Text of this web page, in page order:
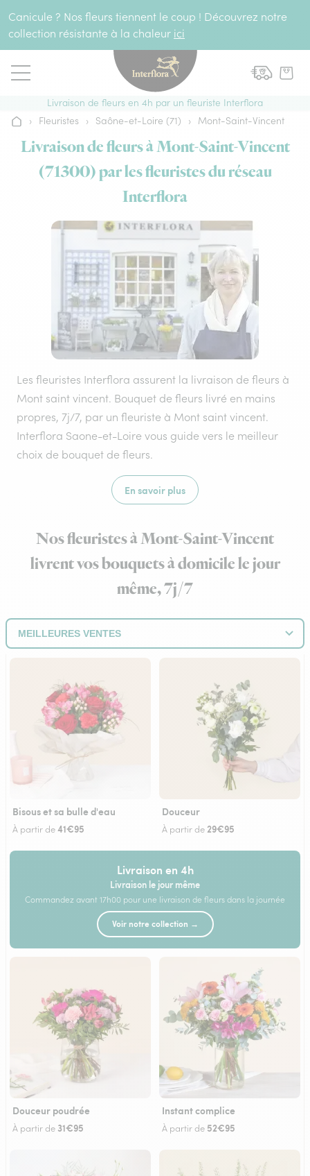
Canicule ? Nos fleurs tiennent le coup ! Découvrez notre
collection résistante à la chaleur ici
Livraison de fleurs en 4h par un fleuriste Interflora
Accueil
› Fleuristes › Saône-et-Loire (71) › Mont-Saint-Vincent
Livraison de fleurs à Mont-Saint-Vincent
(71300) par les fleuristes du réseau
Interflora
Les fleuristes Interflora assurent la livraison de fleurs à
Mont saint vincent. Bouquet de fleurs livré en mains
propres, 7j/7, par un fleuriste à Mont saint vincent.
Interflora Saone-et-Loire vous guide vers le meilleur
choix de bouquet de fleurs.
En savoir plus
Nos fleuristes à Mont-Saint-Vincent
livrent vos bouquets à domicile le jour
même, 7j/7
Bisous et sa bulle d'eau
À partir de41€95
Douceur
À partir de29€95
Livraison en 4h
Livraison le jour même
Commandez avant 17h00 pour une livraison de fleurs dans la journée
Voir notre collection →
Douceur poudrée
À partir de 31€95
Instant complice
À partir de 52€95